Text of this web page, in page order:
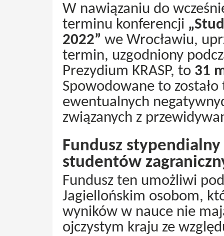
W nawiązaniu do
terminu konferencji
2022” we Wrocławiu,
termin, uzgodniony
Prezydium KRASP, to 31
Spowodowane to
ewentualnych
związanych z
Fundusz
studentów
Fundusz ten umożliwi
Jagiellońskim osobom,
wyników w nauce nie
ojczystym kraju ze